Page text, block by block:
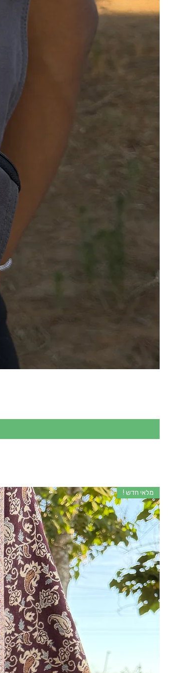
מלאי חדש !